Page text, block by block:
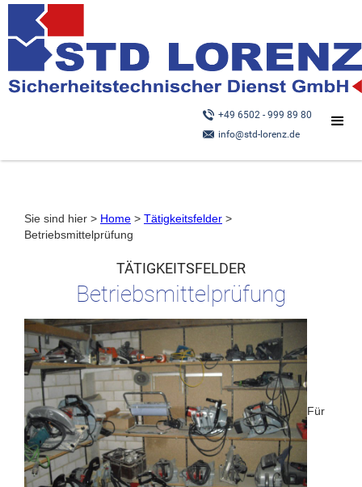
+49 6502 - 999 89 80
info@std-lorenz.de
Sie sind hier > Home > Tätigkeitsfelder >
Betriebsmittelprüfung
TÄTIGKEITSFELDER
Betriebsmittelprüfung
Für